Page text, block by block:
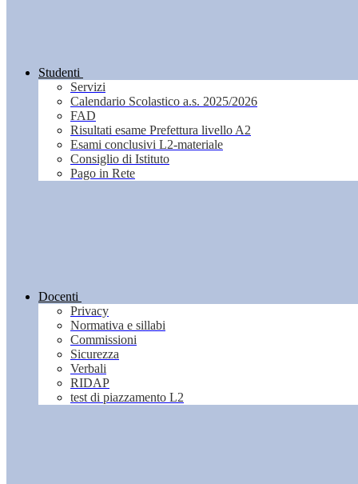
Studenti
Servizi
Calendario Scolastico a.s. 2025/2026
FAD
Risultati esame Prefettura livello A2
Esami conclusivi L2-materiale
Consiglio di Istituto
Pago in Rete
Docenti
Privacy
Normativa e sillabi
Commissioni
Sicurezza
Verbali
RIDAP
test di piazzamento L2